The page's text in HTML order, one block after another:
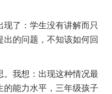
了：学生没有讲解而只
的问题，不知该如何回
我想：出现这种情况最
的能力水平，三年级孩子